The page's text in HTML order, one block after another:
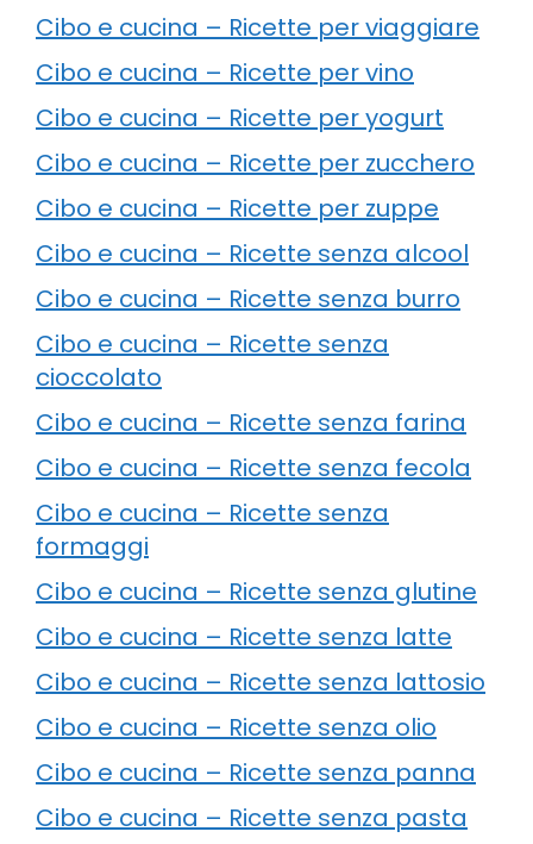
Cibo e cucina – Ricette per viaggiare
Cibo e cucina – Ricette per vino
Cibo e cucina – Ricette per yogurt
Cibo e cucina – Ricette per zucchero
Cibo e cucina – Ricette per zuppe
Cibo e cucina – Ricette senza alcool
Cibo e cucina – Ricette senza burro
Cibo e cucina – Ricette senza
cioccolato
Cibo e cucina – Ricette senza farina
Cibo e cucina – Ricette senza fecola
Cibo e cucina – Ricette senza
formaggi
Cibo e cucina – Ricette senza glutine
Cibo e cucina – Ricette senza latte
Cibo e cucina – Ricette senza lattosio
Cibo e cucina – Ricette senza olio
Cibo e cucina – Ricette senza panna
Cibo e cucina – Ricette senza pasta